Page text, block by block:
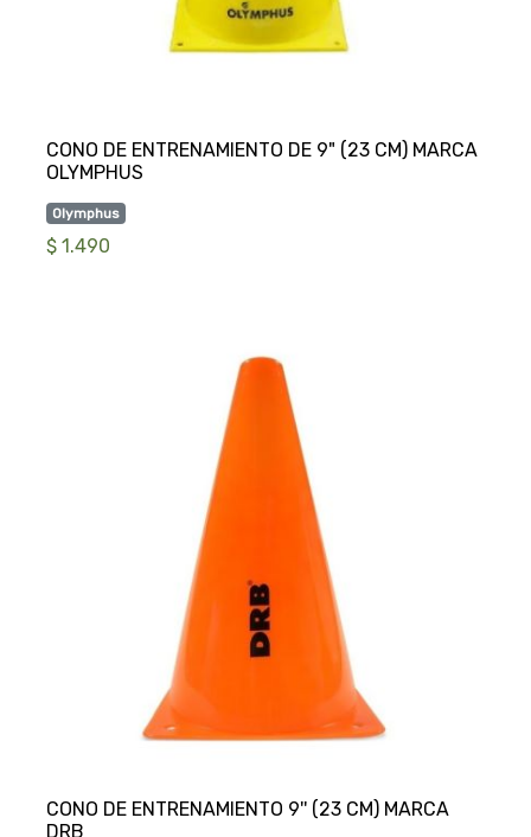
CONO DE ENTRENAMIENTO DE 9" (23 CM) MARCA
Olymphus
$ 1.490
CONO DE ENTRENAMIENTO 9'' (23 CM) MARCA